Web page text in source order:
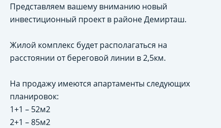
Представляем вашему вниманию новый
инвестиционный проект в районе Демирташ.
Жилой комплекс будет располагаться на
расстоянии от береговой линии в 2,5км.
На продажу имеются апартаменты следующих
планировок:
1+1 – 52м2
2+1 – 85м2